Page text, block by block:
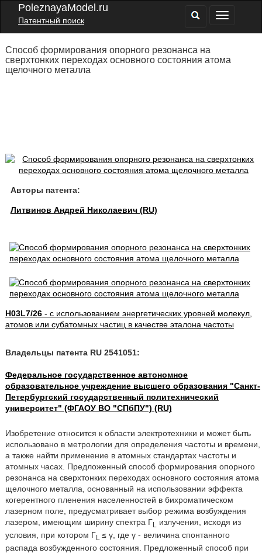
PoleznayaModel.ru
Патентный поиск
Способ формирования опорного резонанса на
сверхтонких переходах основного состояния атома
щелочного металла
Авторы патента:
Литвинов Андрей Николаевич (RU)
H03L7/26- с использованием энергетических уровней молекул,
атомов или субатомных частиц в качестве эталона частоты
Владельцы патента RU 2541051:
Федеральное государственное автономное
образовательное учреждение высшего образования "Санкт-
Петербургский государственный политехнический
университет" (ФГАОУ ВО "СПбПУ") (RU)
Изобретение относится к области электротехники и может быть
использовано в метрологии для определения частоты и времени,
а также найти применение в атомных стандартах частоты и
атомных часах. Предложенный способ формирования опорного
резонанса на сверхтонких переходах основного состояния атома
щелочного металла, основанный на использовании эффекта
когерентного пленения населенностей в бихроматическом
лазерном поле, предусматривает выбор режима возбуждения
лазером, имеющим ширину спектра ГL
излучения, исходя из
условия, при котором ГL ≤ γ, где γ - величина спонтанного
распада возбужденного состояния. Предложенный способ при